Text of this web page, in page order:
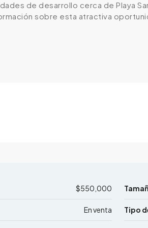
de desarrollo cerca de Playa
sobre esta atractiva
$550,000
En venta Tipo